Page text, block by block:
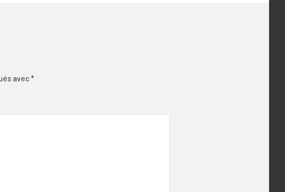
avec*